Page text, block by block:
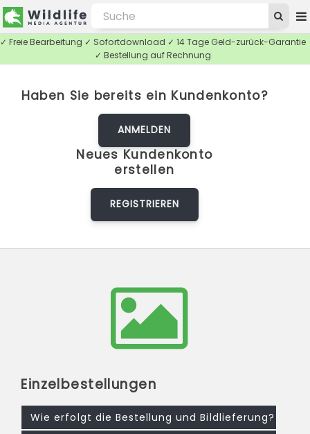
✓ Freie Bearbeitung ✓ Sofortdownload ✓ 14 Tage Geld-zurück-Garantie
✓ Bestellung auf Rechnung
Haben Sie bereits ein Kundenkonto?
ANMELDEN
Neues Kundenkonto
erstellen
REGISTRIEREN
Einzelbestellungen
Wie erfolgt die Bestellung und Bildlieferung?